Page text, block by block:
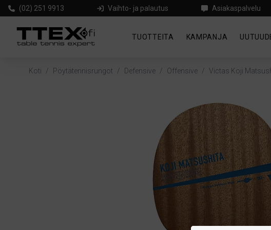
(02) 251 9913 Vaihto- ja palautus Asiakaspalvelu
TUOTTEITA KAMPANJA
Koti / Pöytätennisrungot / Defensive / Offensive / Victas Koji